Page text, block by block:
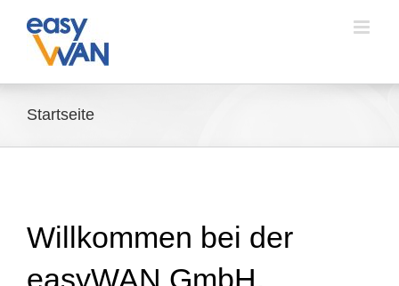
Inhalt
springen
Startseite
Willkommen bei der
easyWAN GmbH.